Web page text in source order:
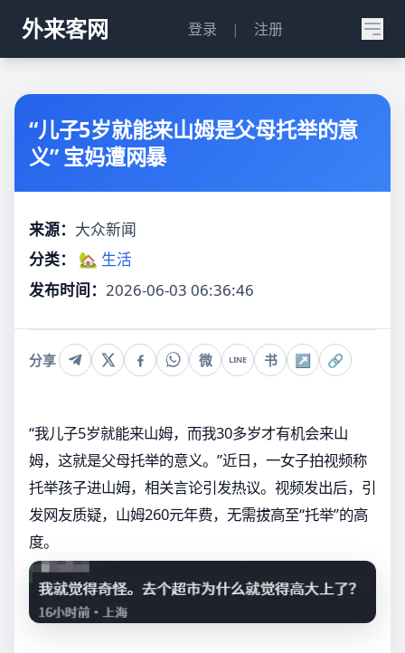
外来客网 登录 | 注册
“儿子5岁就能来山姆是父母托举的意
义” 宝妈遭网暴
来源： 大众新闻
分类：
🏡 生活
发布时间： 2026-06-03 06:36:46
分享 微 LINE 书 ↗ 🔗
“我儿子5岁就能来山姆，而我30多岁才有机会来山
姆，这就是父母托举的意义。”近日，一女子拍视频称
托举孩子进山姆，相关言论引发热议。视频发出后，引
发网友质疑，山姆260元年费，无需拔高至“托举”的高
度。